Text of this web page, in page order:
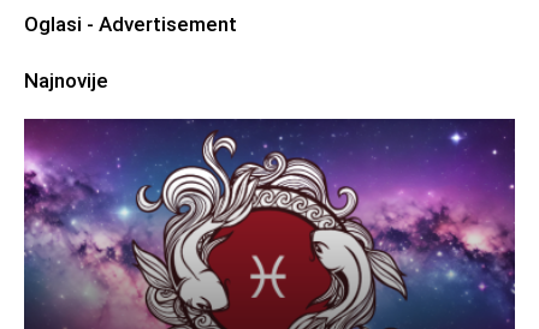
Oglasi - Advertisement
Najnovije